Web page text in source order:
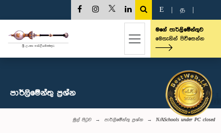
E த
මගේ පාර්ලිමේන්තුව
මෙතැනින් පිවිසෙන්න
පාර්ලි‌මේන්තු‌ ප්‍රශ්න
මුල් පිටුව පාර්ලි‌මේන්තු‌ ප්‍රශ්න N/ASchools under PC closed